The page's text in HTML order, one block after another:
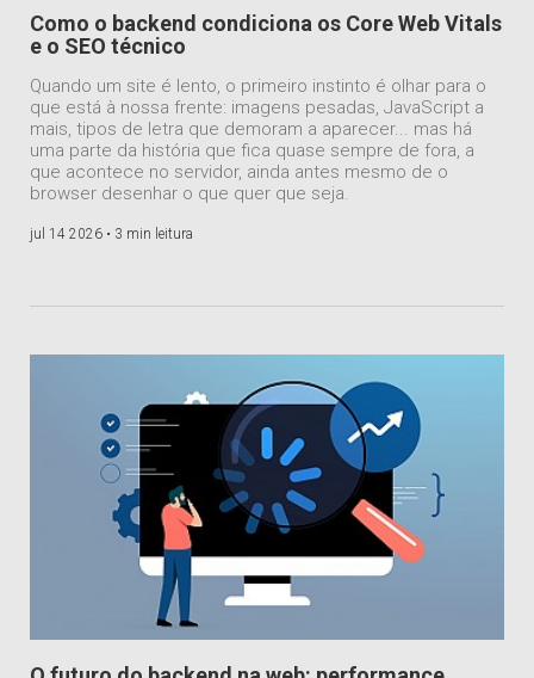
Como o backend condiciona os Core Web Vitals
e o SEO técnico
Quando um site é lento, o primeiro instinto é olhar para o
que está à nossa frente: imagens pesadas, JavaScript a
mais, tipos de letra que demoram a aparecer... mas há
uma parte da história que fica quase sempre de fora, a
que acontece no servidor, ainda antes mesmo de o
browser desenhar o que quer que seja.
jul 14 2026 • 3 min leitura